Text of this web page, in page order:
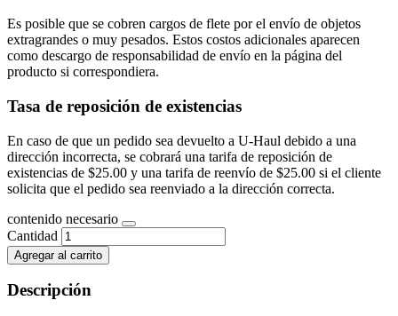
Es posible que se cobren cargos de flete por el envío de objetos
extragrandes o muy pesados. Estos costos adicionales aparecen
como descargo de responsabilidad de envío en la página del
producto si correspondiera.
Tasa de reposición de existencias
En caso de que un pedido sea devuelto a U-Haul debido a una
dirección incorrecta, se cobrará una tarifa de reposición de
existencias de $25.00 y una tarifa de reenvío de $25.00 si el cliente
solicita que el pedido sea reenviado a la dirección correcta.
contenido necesario
Cantidad
Agregar al carrito
Descripción